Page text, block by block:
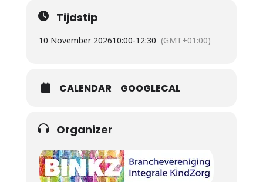
Tijdstip
10 November 202610:00-12:30 (GMT+01:00)
CALENDAR GOOGLECAL
Organizer